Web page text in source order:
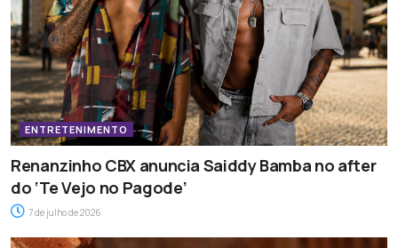
ENTRETENIMENTO
Renanzinho CBX anuncia Saiddy Bamba no after
do ‘Te Vejo no Pagode’
7 de julho de 2026